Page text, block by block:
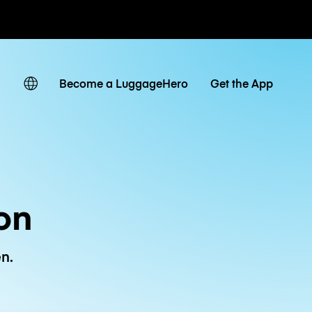
Become a LuggageHero Get the App